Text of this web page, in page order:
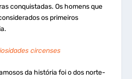
conquistadas. Os homens que
os primeiros
circenses
da história foi o dos norte-